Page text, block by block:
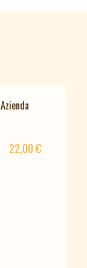
22,00€